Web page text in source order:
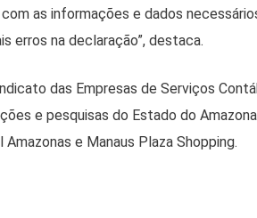
as informações e dados
erros na declaração”, destaca.
das Empresas de Serviços
e pesquisas do Estado do
e Manaus Plaza Shopping.